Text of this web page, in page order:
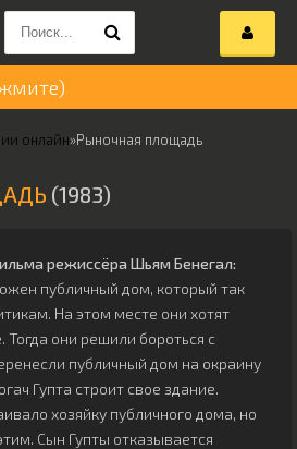
онлайн»Рыночная площадь
(1983)
режиссёра Шьям Бенегал:
публичный дом, который так
На этом месте они хотят
Тогда они решили бороться с
публичный дом на окраину
Гупта строит свое здание.
хозяйку публичного дома, но
Сын Гупты отказывается